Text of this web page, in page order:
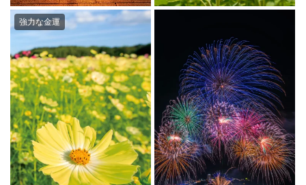
強力な金運